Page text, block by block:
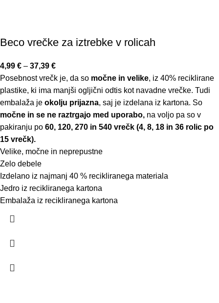
Beco vrečke za iztrebke v rolicah
4,99 € – 37,39 €
Posebnost vrečk je, da so močne in velike, iz 40% reciklirane
plastike, ki ima manjši ogljični odtis kot navadne vrečke. Tudi
embalaža je okolju prijazna, saj je izdelana iz kartona. So
močne in se ne raztrgajo med uporabo, na voljo pa so v
pakiranju po 60, 120, 270 in 540 vrečk (4, 8, 18 in 36 rolic po
15 vrečk).
Velike, močne in neprepustne
Zelo debele
Izdelano iz najmanj 40 % recikliranega materiala
Jedro iz recikliranega kartona
Embalaža iz recikliranega kartona